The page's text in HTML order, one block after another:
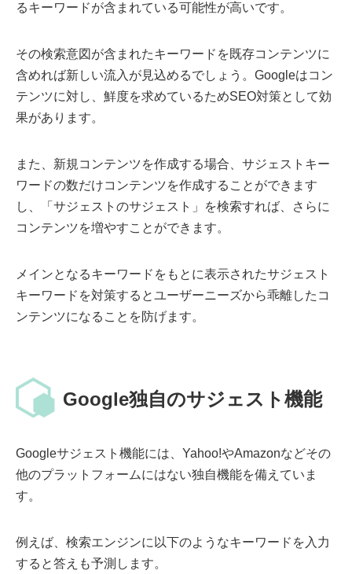
るキーワードが含まれている可能性が高いです。
その検索意図が含まれたキーワードを既存コンテンツに
含めれば新しい流入が見込めるでしょう。Googleはコン
テンツに対し、鮮度を求めているためSEO対策として効
果があります。
また、新規コンテンツを作成する場合、サジェストキー
ワードの数だけコンテンツを作成することができます
し、「サジェストのサジェスト」を検索すれば、さらに
コンテンツを増やすことができます。
メインとなるキーワードをもとに表示されたサジェスト
キーワードを対策するとユーザーニーズから乖離したコ
ンテンツになることを防げます。
Google独自のサジェスト機能
Googleサジェスト機能には、Yahoo!やAmazonなどその
他のプラットフォームにはない独自機能を備えていま
す。
例えば、検索エンジンに以下のようなキーワードを入力
すると答えも予測します。